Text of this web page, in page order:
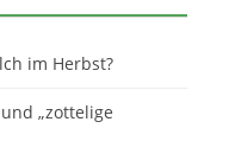
im Herbst?
„zottelige